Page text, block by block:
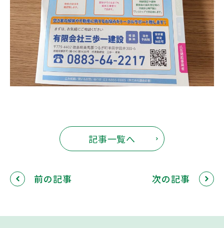
前の記事
記事一覧へ
次の記事